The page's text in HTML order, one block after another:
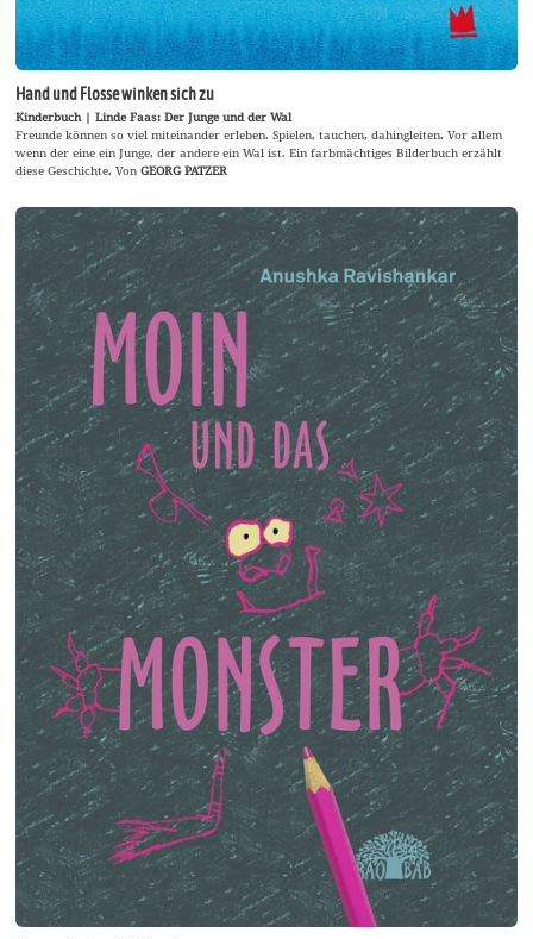
Hand und Flosse winken sich zu
Kinderbuch | Linde Faas: Der Junge und der Wal
Freunde können so viel miteinander erleben. Spielen, tauchen, dahingleiten. Vor allem
wenn der eine ein Junge, der andere ein Wal ist. Ein farbmächtiges Bilderbuch erzählt
diese Geschichte. VonGEORG PATZER